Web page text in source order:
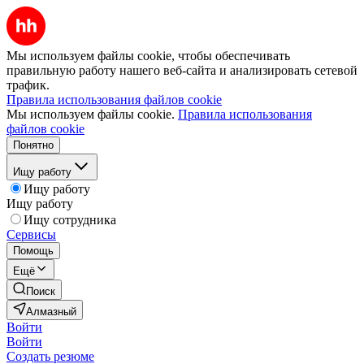
Мы используем файлы cookie, чтобы обеспечивать
правильную работу нашего веб-сайта и анализировать сетевой
трафик.
Правила использования файлов cookie
Мы используем файлы cookie. Правила использования
файлов cookie
Понятно
Ищу работу
Ищу работу
Ищу работу
Ищу сотрудника
Сервисы
Помощь
Ещё
Поиск
Алмазный
Войти
Войти
Создать резюме